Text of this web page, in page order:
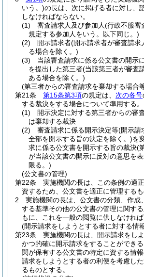
いう。)の長は、次に掲げる者に対し、
しなければならない。
(1)
審査請求人及び参加人(行政不服審
規定する参加人をいう。以下同じ。)
(2)
開示請求者(開示請求者が審査請求
る場合を除く。)
(3)
当該審査請求に係る公文書の開示
を提出した第三者(当該第三者が審査
ある場合を除く。)
(第三者からの審査請求を棄却する場合
第21条
第15条第3項の規定は、 次の各号
する裁決をする場合について準用する。
(1)
開示決定に対する第三者からの審
は棄却する裁決
(2)
審査請求に係る開示決定等(開示請
全部を開示する旨の決定を除く。)を
求に係る公文書を開示する旨の裁決(
が当該公文書の開示に反対の意思を
限る。)
(公文書の管理)
第22条
実施機関の長は、この条例の適
資するため、公文書を適正に管理するも
2
実施機関の長は、公文書の分類、作成
する基準その他の公文書の管理に関す
もに、これを一般の閲覧に供しなければ
(開示請求をしようとする者に対する情
第23条
実施機関の長は、開示請求をし
かつ的確に開示請求をすることができ
関が保有する公文書の特定に資する情
請求をしようとする者の利便を考慮し
るものとする。